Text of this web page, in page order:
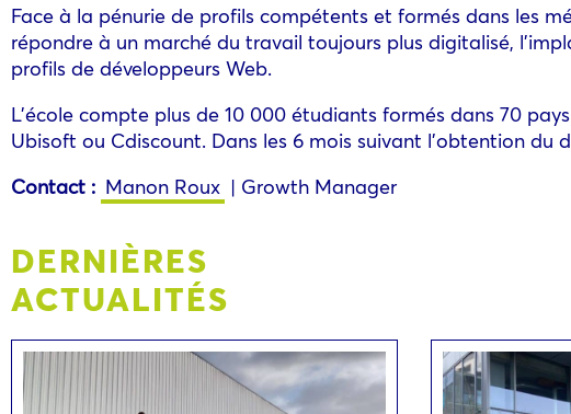
Face à la pénurie de profils compétents et formés dans les
répondre à un marché du travail toujours plus digitalisé,
profils de développeurs Web.
L’école compte plus de 10 000 étudiants formés dans 70
Ubisoft ou Cdiscount. Dans les 6 mois suivant l’obtention
Contact : Manon Roux | Growth Manager
DERNIÈRES
ACTUALITÉS